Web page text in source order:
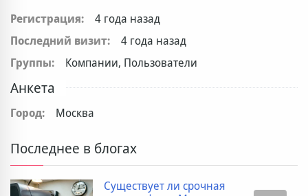
Регистрация:
4 года назад
Последний визит:
4 года назад
Группы:
Компании, Пользователи
Анкета
Город: Москва
Последнее в блогах
Существует ли срочная